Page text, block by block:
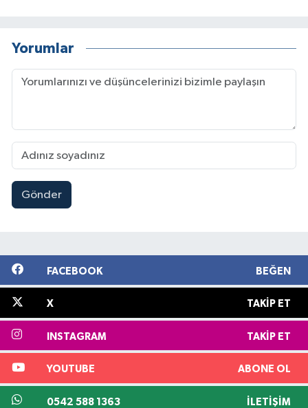
Yorumlar
Gönder
FACEBOOK BEĞEN
X TAKIP ET
INSTAGRAM TAKIP ET
YOUTUBE ABONE OL
0542 588 1363 İLETIŞIM